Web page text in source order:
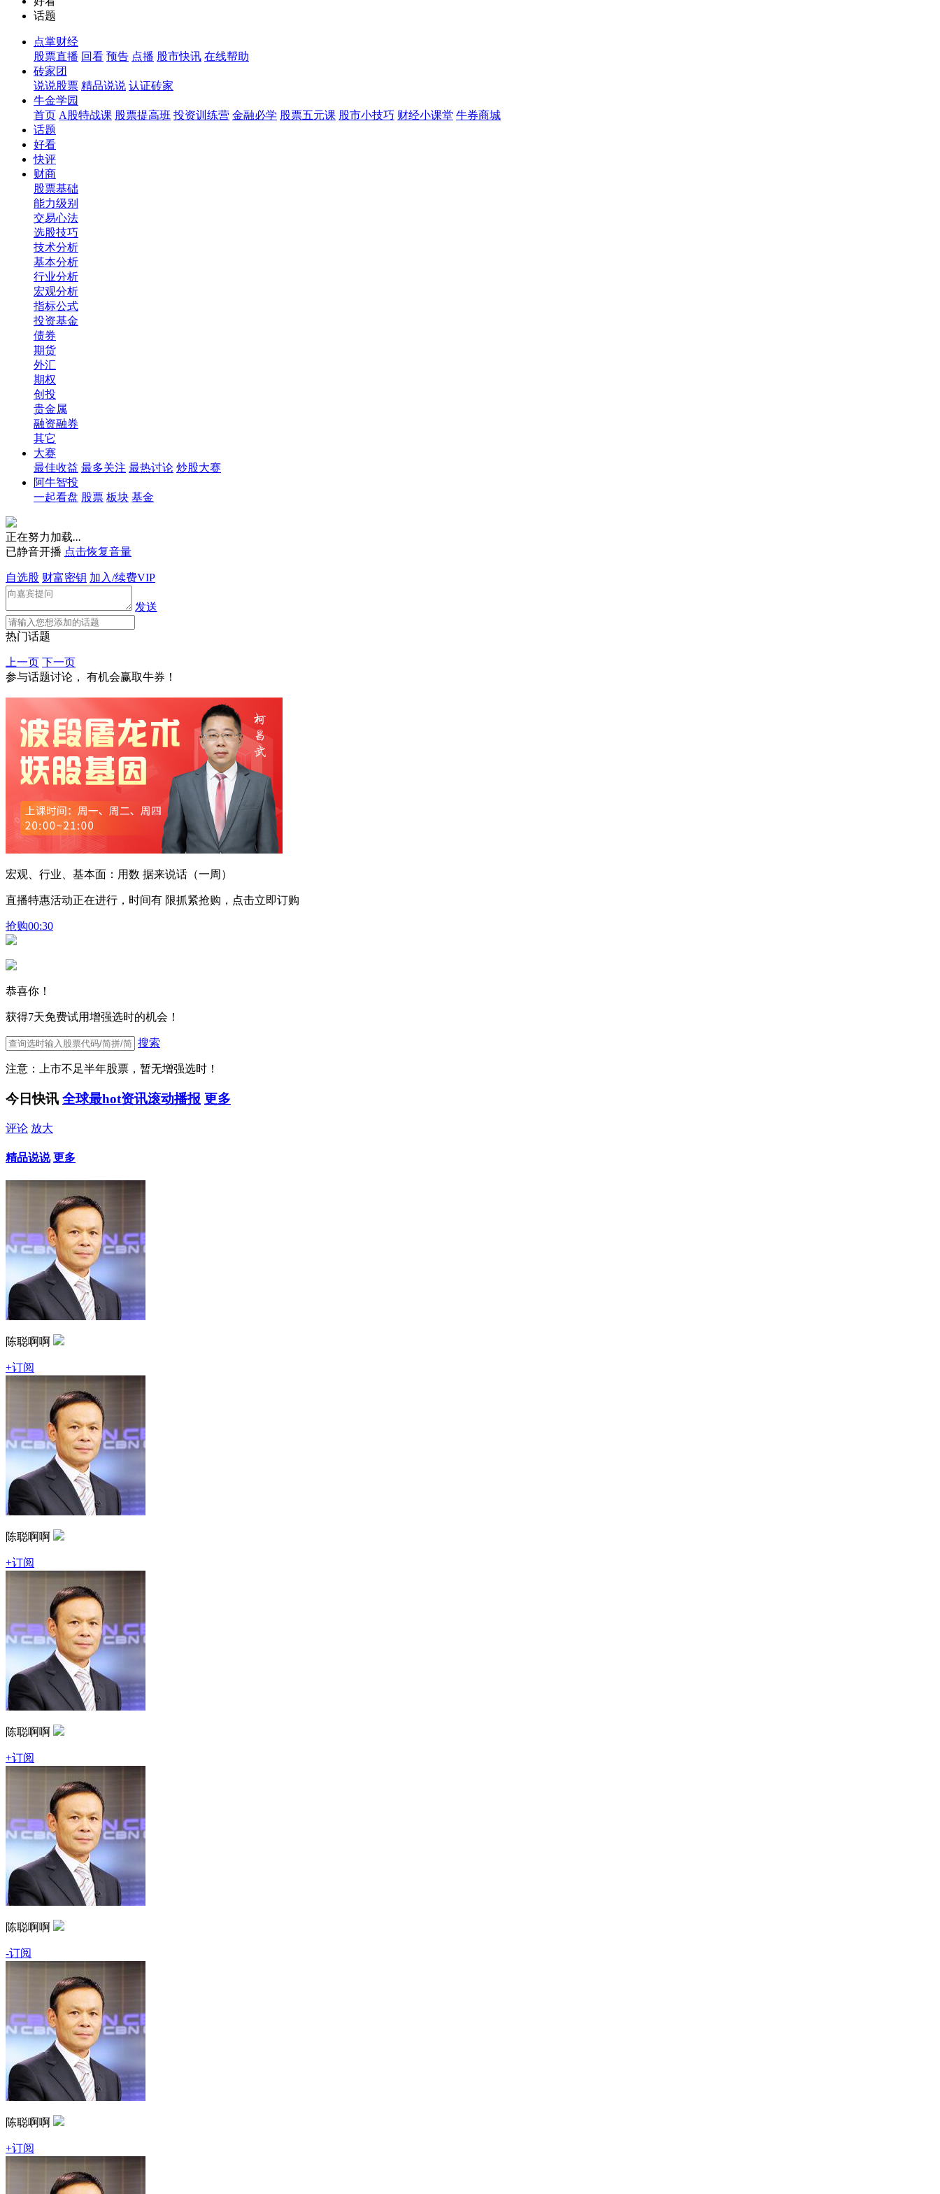
话题
点掌财经
股票直播 回看 预告 点播 股市快讯 在线帮助
砖家团
说说股票 精品说说 认证砖家
牛金学园
首页 A股特战课 股票提高班 投资训练营 金融必学 股票五元课 股市小技巧 财经小课堂 牛券商城
话题
好看
快评
财商
股票基础
能力级别
交易心法
选股技巧
技术分析
基本分析
行业分析
宏观分析
指标公式
投资基金
债券
期货
外汇
期权
创投
贵金属
融资融券
其它
大赛
最佳收益 最多关注 最热讨论 炒股大赛
阿牛智投
一起看盘 股票 板块 基金
正在努力加载...
已静音开播 点击恢复音量
自选股 财富密钥 加入/续费VIP
发送
热门话题
上一页 下一页
参与话题讨论， 有机会赢取牛券！
宏观、行业、基本面：用数 据来说话（一周）
直播特惠活动正在进行，时间有 限抓紧抢购，点击立即订购
抢购00:30
恭喜你！
获得7天免费试用增强选时的机会！
搜索
注意：上市不足半年股票，暂无增强选时！
今日快讯 全球最hot资讯滚动播报 更多
评论 放大
精品说说 更多
陈聪啊啊
+订阅
陈聪啊啊
+订阅
陈聪啊啊
+订阅
陈聪啊啊
-订阅
陈聪啊啊
+订阅